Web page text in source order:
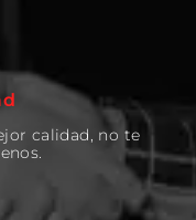
calidad, no te